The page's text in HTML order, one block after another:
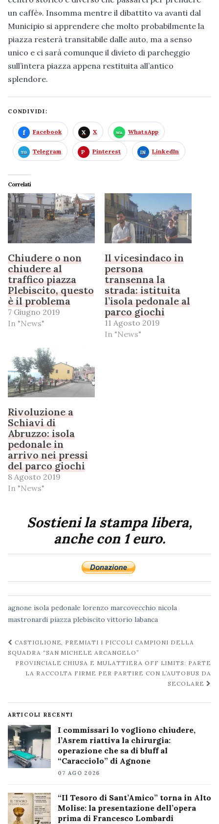
un caffè». Insomma mentre il dibattito va avanti dal
Municipio si apprendere che molto probabilmente la
piazza resterà transitabile dalle auto, ma a senso
unico e ci sarà comunque il divieto di parcheggio
sull’intera piazza appena restituita all’antico
splendore.
CONDIVIDI:
Facebook X WhatsApp
Telegram Pinterest LinkedIn
Correlati
Chiudere o non
chiudere al
traffico piazza
Plebiscito, questo
è il problema
7 Giugno 2019
In "News"
Il vicesindaco in
persona
transenna la
strada: istituita
l’isola pedonale al
parco giochi
11 Agosto 2019
In "News"
Rivoluzione a
Schiavi di
Abruzzo: isola
pedonale in
arrivo nei pressi
del parco giochi
8 Agosto 2019
In "News"
Sostieni la stampa libera,
anche con 1 euro.
agnone isola pedonale lorenzo marcovecchio nicola
mastronardi piazza plebiscito vittorio labanca
Navigazione
post
CASTIGLIONE, PREMIATI I PICCOLI CAMPIONI DELLA
SQUADRA “SAN MICHELE ARCANGELO”
PROVINCIALE CHIUSA E MULATTIERA OFF LIMITS: PARTE
LA RACCOLTA FIRME PER PARTIRE CON L’AUTOBUS DA
SECOLARE
ARTICOLI RECENTI
I commissari lo vogliono chiudere,
l’Asrem riattiva la chirurgia:
operazione che sa di bluff al
“Caracciolo” di Agnone
07 AGO 2026
“Il Tesoro di Sant’Amico” torna in Alto
Molise: la presentazione dell’opera
prima di Francesco Lombardi